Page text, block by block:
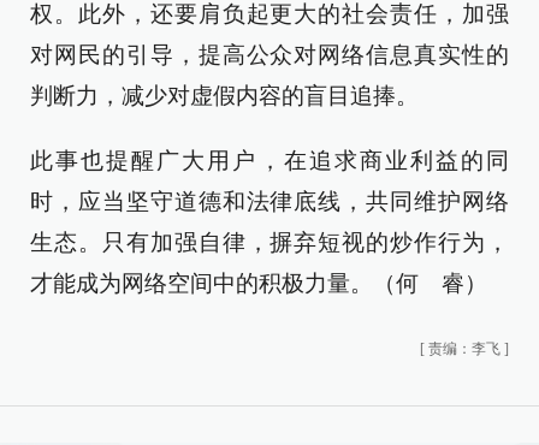
权。此外，还要肩负起更大的社会责任，加强
对网民的引导，提高公众对网络信息真实性的
判断力，减少对虚假内容的盲目追捧。
此事也提醒广大用户，在追求商业利益的同
时，应当坚守道德和法律底线，共同维护网络
生态。只有加强自律，摒弃短视的炒作行为，
才能成为网络空间中的积极力量。（何 睿）
[ 责编：李飞 ]